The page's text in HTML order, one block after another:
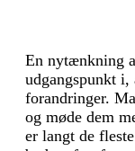
En nytænkning
udgangspunkt
forandringer.
og møde dem
er langt de